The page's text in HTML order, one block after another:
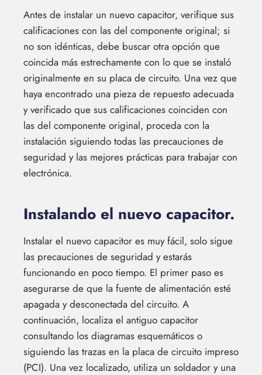
Antes de instalar un nuevo capacitor, verifique sus
calificaciones con las del componente original; si
no son idénticas, debe buscar otra opción que
coincida más estrechamente con lo que se instaló
originalmente en su placa de circuito. Una vez que
haya encontrado una pieza de repuesto adecuada
y verificado que sus calificaciones coinciden con
las del componente original, proceda con la
instalación siguiendo todas las precauciones de
seguridad y las mejores prácticas para trabajar con
electrónica.
Instalando el nuevo capacitor.
Instalar el nuevo capacitor es muy fácil, solo sigue
las precauciones de seguridad y estarás
funcionando en poco tiempo. El primer paso es
asegurarse de que la fuente de alimentación esté
apagada y desconectada del circuito. A
continuación, localiza el antiguo capacitor
consultando los diagramas esquemáticos o
siguiendo las trazas en la placa de circuito impreso
(PCI). Una vez localizado, utiliza un soldador y una